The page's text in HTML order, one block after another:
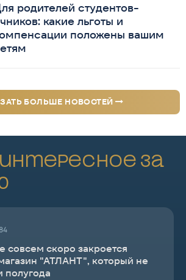
родителей студентов-
какие льготы и
положены вашим
БОЛЬШЕ НОВОСТЕЙ
за
совсем скоро закроется
"АТЛАНТ", который не
полугода